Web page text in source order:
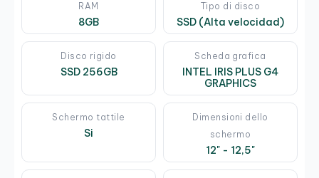
RAM
8GB
Tipo di disco
SSD (Alta velocidad)
Disco rigido
SSD 256GB
Scheda grafica
INTEL IRIS PLUS G4
GRAPHICS
Schermo tattile
Si
Dimensioni dello
schermo
12" - 12,5"